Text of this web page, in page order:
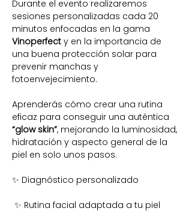
Durante el evento realizaremos
sesiones personalizadas cada 20
minutos enfocadas en la gama
Vinoperfect y en la importancia de
una buena protección solar para
prevenir manchas y
fotoenvejecimiento.
Aprenderás cómo crear una rutina
eficaz para conseguir una auténtica
“glow skin”, mejorando la luminosidad,
hidratación y aspecto general de la
piel en solo unos pasos.
✨ Diagnóstico personalizado
✨ Rutina facial adaptada a tu piel